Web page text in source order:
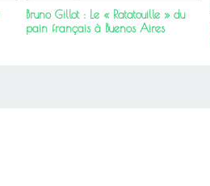
Bruno Gillot : Le « Ratatouille » du
pain français à Buenos Aires